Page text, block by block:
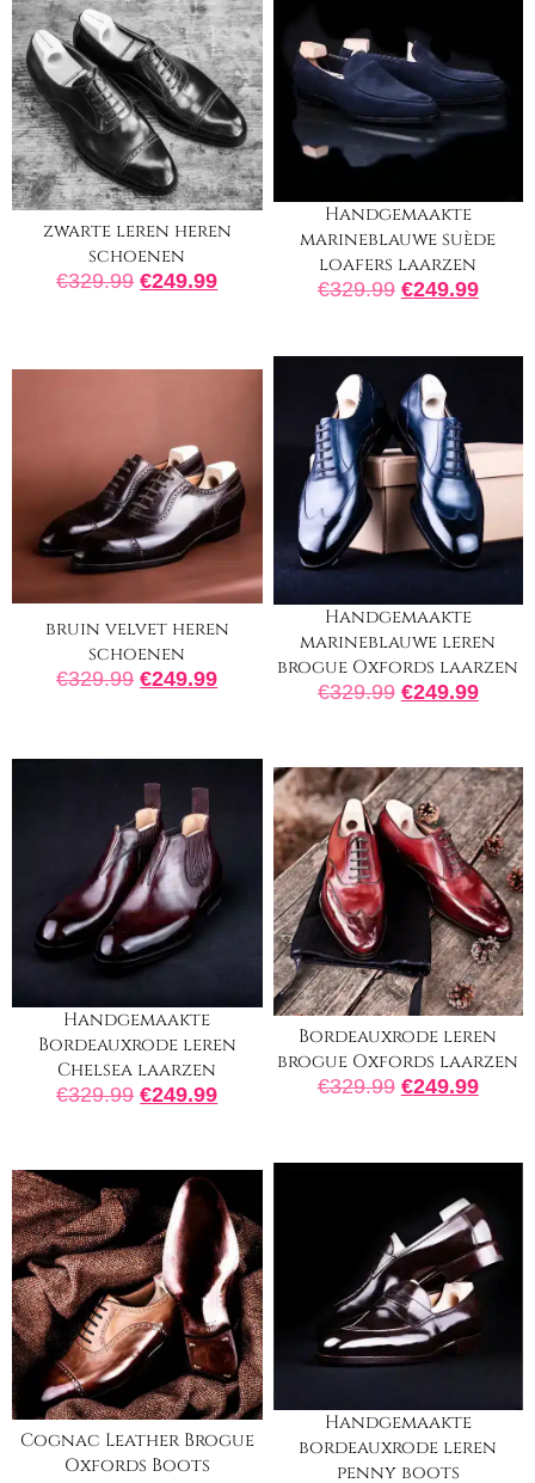
zwarte leren heren
schoenen
€329.99 €249.99
Handgemaakte
marineblauwe suède
loafers laarzen
€329.99 €249.99
bruin velvet heren
schoenen
€329.99 €249.99
Handgemaakte
marineblauwe leren
brogue Oxfords laarzen
€329.99 €249.99
Handgemaakte
Bordeauxrode leren
Chelsea laarzen
€329.99 €249.99
Bordeauxrode leren
brogue Oxfords laarzen
€329.99 €249.99
Cognac Leather Brogue
Oxfords Boots
Handgemaakte
bordeauxrode leren
penny boots